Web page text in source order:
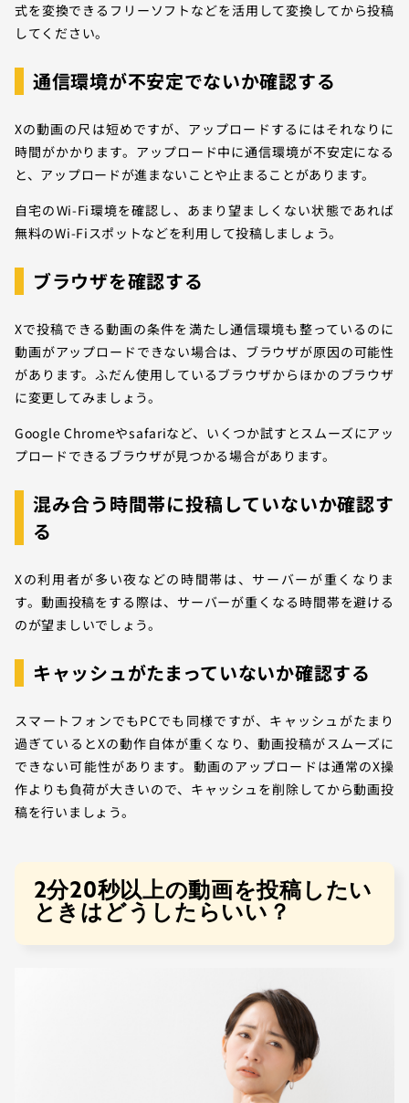
式を変換できるフリーソフトなどを活用して変換してから投稿
してください。
通信環境が不安定でないか確認する
Xの動画の尺は短めですが、アップロードするにはそれなりに
時間がかかります。アップロード中に通信環境が不安定になる
と、アップロードが進まないことや止まることがあります。
自宅のWi-Fi環境を確認し、あまり望ましくない状態であれば
無料のWi-Fiスポットなどを利用して投稿しましょう。
ブラウザを確認する
Xで投稿できる動画の条件を満たし通信環境も整っているのに
動画がアップロードできない場合は、ブラウザが原因の可能性
があります。ふだん使用しているブラウザからほかのブラウザ
に変更してみましょう。
Google Chromeやsafariなど、いくつか試すとスムーズにアッ
プロードできるブラウザが見つかる場合があります。
混み合う時間帯に投稿していないか確認す
る
Xの利用者が多い夜などの時間帯は、サーバーが重くなりま
す。動画投稿をする際は、サーバーが重くなる時間帯を避ける
のが望ましいでしょう。
キャッシュがたまっていないか確認する
スマートフォンでもPCでも同様ですが、キャッシュがたまり
過ぎているとXの動作自体が重くなり、動画投稿がスムーズに
できない可能性があります。動画のアップロードは通常のX操
作よりも負荷が大きいので、キャッシュを削除してから動画投
稿を行いましょう。
2分20秒以上の動画を投稿したい
ときはどうしたらいい？